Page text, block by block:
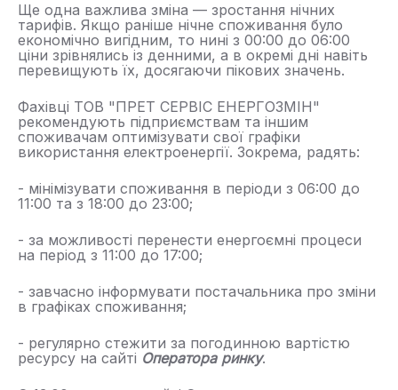
Ще одна важлива зміна — зростання нічних
тарифів. Якщо раніше нічне споживання було
економічно вигідним, то нині з 00:00 до 06:00
ціни зрівнялись із денними, а в окремі дні навіть
перевищують їх, досягаючи пікових значень.
Фахівці ТОВ "ПРЕТ СЕРВІС ЕНЕРГОЗМІН"
рекомендують підприємствам та іншим
споживачам оптимізувати свої графіки
використання електроенергії. Зокрема, радять:
- мінімізувати споживання в періоди з 06:00 до
11:00 та з 18:00 до 23:00;
- за можливості перенести енергоємні процеси
на період з 11:00 до 17:00;
- завчасно інформувати постачальника про зміни
в графіках споживання;
- регулярно стежити за погодинною вартістю
ресурсу на сайті Оператора ринку.